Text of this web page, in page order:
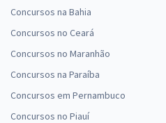
Concursos na Bahia
Concursos no Ceará
Concursos no Maranhão
Concursos na Paraíba
Concursos em Pernambuco
Concursos no Piauí